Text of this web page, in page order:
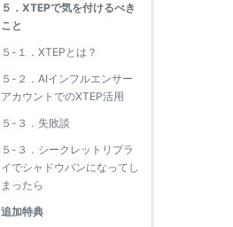
５．XTEPで気を付けるべき
こと
５-１．XTEPとは？
５-２．AIインフルエンサー
アカウントでのXTEP活用
５-３．失敗談
５-３．シークレットリプラ
イでシャドウバンになってし
まったら
追加特典